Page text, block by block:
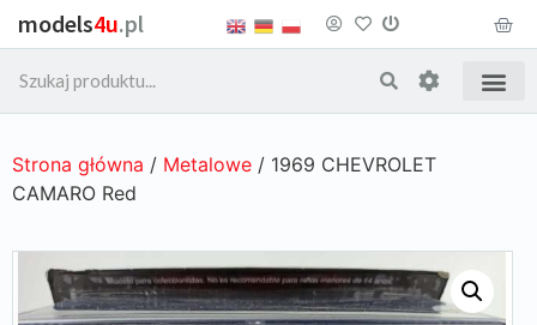
models4u.pl
Strona główna / Metalowe / 1969 CHEVROLET
CAMARO Red